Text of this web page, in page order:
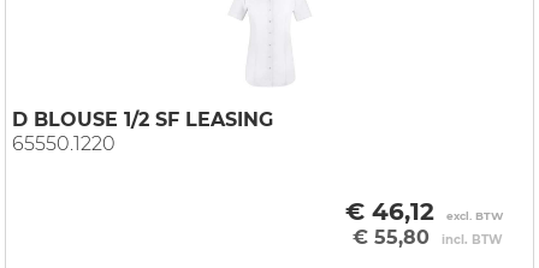
D BLOUSE 1/2 SF LEASING
65550.1220
€ 46,12 excl. BTW
€ 55,80 incl. BTW